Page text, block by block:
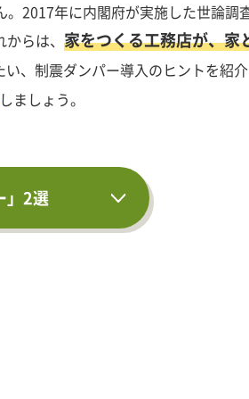
2017年に内閣府が実施した世論調
らは、 家をつくる工務店が、家
、制震ダンパー導入のヒントを紹介
しましょう。
」2選